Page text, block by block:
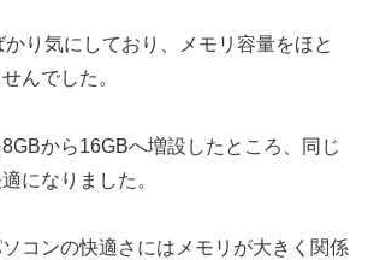
り気にしており、メモリ容量をほと
んでした。
から16GBへ増設したところ、同じ
になりました。
コンの快適さにはメモリが大きく関係